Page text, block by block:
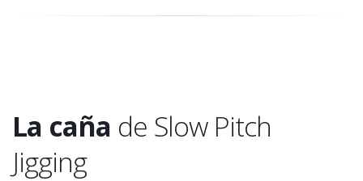
La caña de Slow Pitch
Jigging